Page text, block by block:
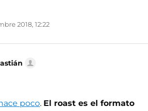
2018, 12:22
poco. El roast es el formato